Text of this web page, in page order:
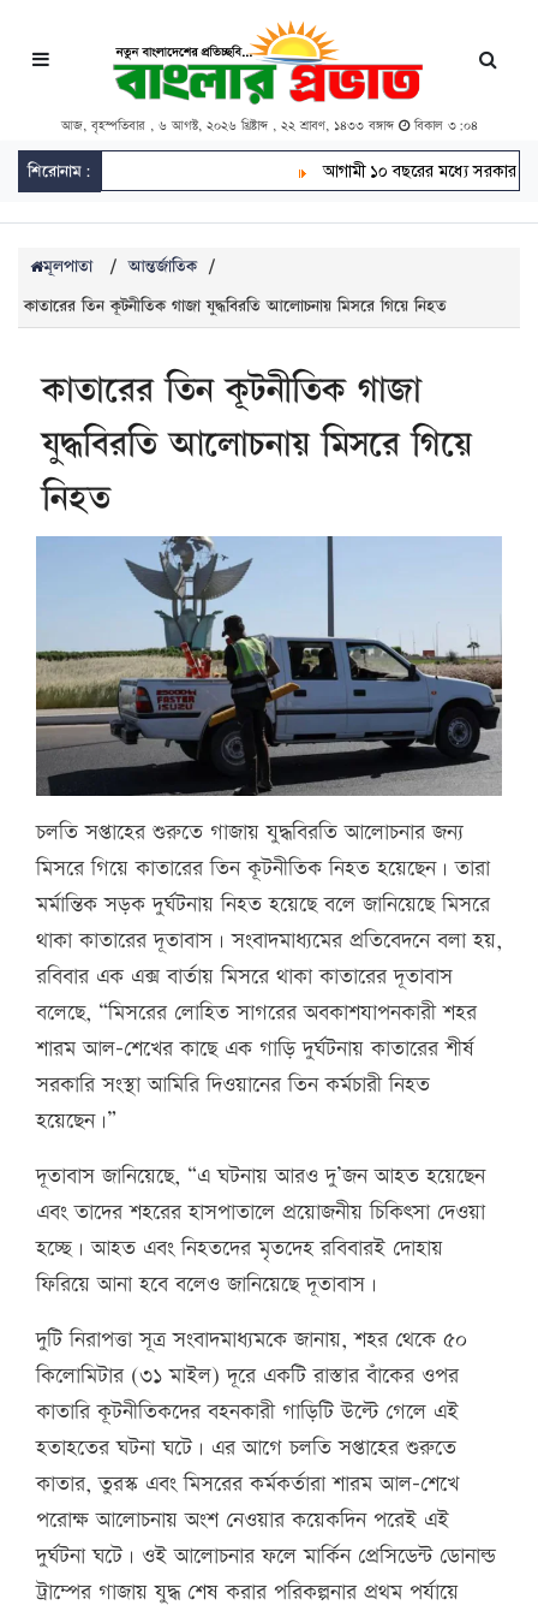
আজ, বৃহস্পতিবার , ৬ আগস্ট, ২০২৬ খ্রিষ্টাব্দ , ২২ শ্রাবণ, ১৪৩৩ বঙ্গাব্দ বিকাল ৩:০৪
শিরোনাম: আগামী ১০ বছরের মধ্যে সরকার গঠন
মূলপাতা / আন্তর্জাতিক /
কাতারের তিন কূটনীতিক গাজা যুদ্ধবিরতি আলোচনায় মিসরে গিয়ে নিহত
কাতারের তিন কূটনীতিক গাজা
যুদ্ধবিরতি আলোচনায় মিসরে গিয়ে
নিহত
চলতি সপ্তাহের শুরুতে গাজায় যুদ্ধবিরতি আলোচনার জন্য
মিসরে গিয়ে কাতারের তিন কূটনীতিক নিহত হয়েছেন। তারা
মর্মান্তিক সড়ক দুর্ঘটনায় নিহত হয়েছে বলে জানিয়েছে মিসরে
থাকা কাতারের দূতাবাস। সংবাদমাধ্যমের প্রতিবেদনে বলা হয়,
রবিবার এক এক্স বার্তায় মিসরে থাকা কাতারের দূতাবাস
বলেছে, “মিসরের লোহিত সাগরের অবকাশযাপনকারী শহর
শারম আল-শেখের কাছে এক গাড়ি দুর্ঘটনায় কাতারের শীর্ষ
সরকারি সংস্থা আমিরি দিওয়ানের তিন কর্মচারী নিহত
হয়েছেন।”
দূতাবাস জানিয়েছে, “এ ঘটনায় আরও দু’জন আহত হয়েছেন
এবং তাদের শহরের হাসপাতালে প্রয়োজনীয় চিকিৎসা দেওয়া
হচ্ছে। আহত এবং নিহতদের মৃতদেহ রবিবারই দোহায়
ফিরিয়ে আনা হবে বলেও জানিয়েছে দূতাবাস।
দুটি নিরাপত্তা সূত্র সংবাদমাধ্যমকে জানায়, শহর থেকে ৫০
কিলোমিটার (৩১ মাইল) দূরে একটি রাস্তার বাঁকের ওপর
কাতারি কূটনীতিকদের বহনকারী গাড়িটি উল্টে গেলে এই
হতাহতের ঘটনা ঘটে। এর আগে চলতি সপ্তাহের শুরুতে
কাতার, তুরস্ক এবং মিসরের কর্মকর্তারা শারম আল-শেখে
পরোক্ষ আলোচনায় অংশ নেওয়ার কয়েকদিন পরেই এই
দুর্ঘটনা ঘটে। ওই আলোচনার ফলে মার্কিন প্রেসিডেন্ট ডোনাল্ড
ট্রাম্পের গাজায় যুদ্ধ শেষ করার পরিকল্পনার প্রথম পর্যায়ে